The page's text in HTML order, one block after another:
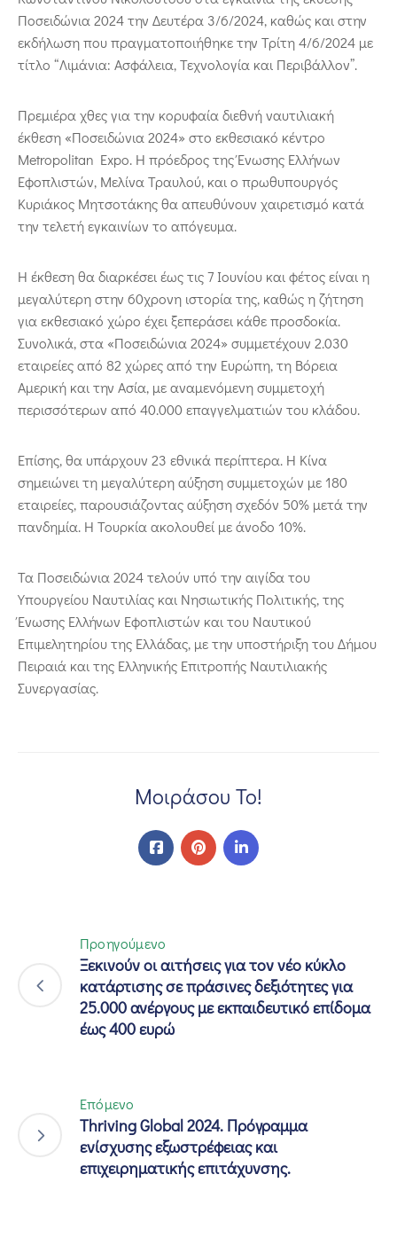
Ποσειδώνια 2024 την Δευτέρα 3/6/2024, καθώς και στην
εκδήλωση που πραγματοποιήθηκε την Τρίτη 4/6/2024 με
τίτλο “Λιμάνια: Ασφάλεια, Τεχνολογία και Περιβάλλον”.
Πρεμιέρα χθες για την κορυφαία διεθνή ναυτιλιακή
έκθεση «Ποσειδώνια 2024» στο εκθεσιακό κέντρο
Metropolitan Expo. Η πρόεδρος της Ένωσης Ελλήνων
Εφοπλιστών, Μελίνα Τραυλού, και ο πρωθυπουργός
Κυριάκος Μητσοτάκης θα απευθύνουν χαιρετισμό κατά
την τελετή εγκαινίων το απόγευμα.
Η έκθεση θα διαρκέσει έως τις 7 Ιουνίου και φέτος είναι η
μεγαλύτερη στην 60χρονη ιστορία της, καθώς η ζήτηση
για εκθεσιακό χώρο έχει ξεπεράσει κάθε προσδοκία.
Συνολικά, στα «Ποσειδώνια 2024» συμμετέχουν 2.030
εταιρείες από 82 χώρες από την Ευρώπη, τη Βόρεια
Αμερική και την Ασία, με αναμενόμενη συμμετοχή
περισσότερων από 40.000 επαγγελματιών του κλάδου.
Επίσης, θα υπάρχουν 23 εθνικά περίπτερα. Η Κίνα
σημειώνει τη μεγαλύτερη αύξηση συμμετοχών με 180
εταιρείες, παρουσιάζοντας αύξηση σχεδόν 50% μετά την
πανδημία. Η Τουρκία ακολουθεί με άνοδο 10%.
Τα Ποσειδώνια 2024 τελούν υπό την αιγίδα του
Υπουργείου Ναυτιλίας και Νησιωτικής Πολιτικής, της
Ένωσης Ελλήνων Εφοπλιστών και του Ναυτικού
Επιμελητηρίου της Ελλάδας, με την υποστήριξη του Δήμου
Πειραιά και της Ελληνικής Επιτροπής Ναυτιλιακής
Συνεργασίας.
Μοιράσου Το!
Προηγούμενο
Ξεκινούν οι αιτήσεις για τον νέο κύκλο
κατάρτισης σε πράσινες δεξιότητες για
25.000 ανέργους με εκπαιδευτικό επίδομα
έως 400 ευρώ
Επόμενο
Thriving Global 2024. Πρόγραμμα
ενίσχυσης εξωστρέφειας και
επιχειρηματικής επιτάχυνσης.